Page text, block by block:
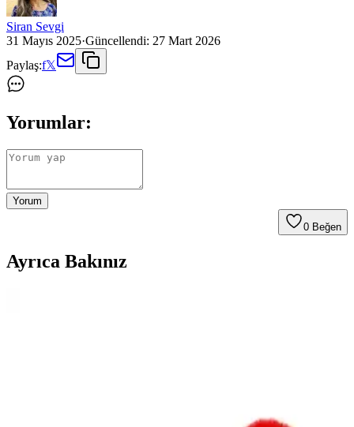
Siran Sevgi
31 Mayıs 2025·Güncellendi: 27 Mart 2026
Paylaş:f𝕏
Yorumlar:
Yorum
0 Beğen
Ayrıca Bakınız
Bebekler İçin Konforlu ve Güvenli Crocs Terlikler ile